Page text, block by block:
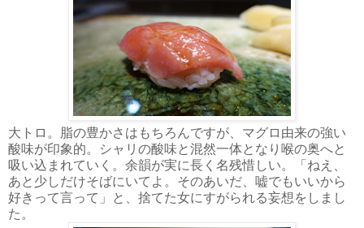
大トロ。脂の豊かさはもちろんですが、マグロ由来の強い
酸味が印象的。シャリの酸味と混然一体となり喉の奥へと
吸い込まれていく。余韻が実に長く名残惜しい。「ねえ、
あと少しだけそばにいてよ。そのあいだ、嘘でもいいから
好きって言って」と、捨てた女にすがられる妄想をしまし
た。